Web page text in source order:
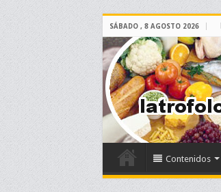
SÁBADO , 8 AGOSTO 2026
Contenidos